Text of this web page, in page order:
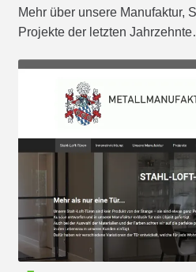
Mehr über unsere Manufaktur,
Projekte der letzten